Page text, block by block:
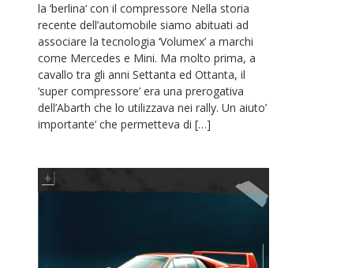
la ‘berlina‘ con il compressore Nella storia
recente dell’automobile siamo abituati ad
associare la tecnologia ‘Volumex’ a marchi
come Mercedes e Mini. Ma molto prima, a
cavallo tra gli anni Settanta ed Ottanta, il
‘super compressore’ era una prerogativa
dell’Abarth che lo utilizzava nei rally. Un aiuto’
importante’ che permetteva di […]